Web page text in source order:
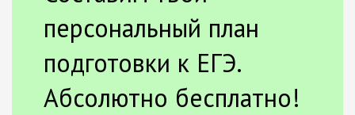
персональный план
подготовки к ЕГЭ.
Абсолютно бесплатно!